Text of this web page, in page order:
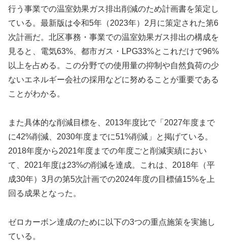
行う事業での温室効果ガス排出削減のため計画書を策定し
ている。最新版は令和5年（2023年）2月に策定された第6
次計画だ。北区事務・事業での温室効果ガス排出の構成を
見ると、電気63%、都市ガス・LPG33%とこれだけで96%
以上を占める。この分野での使用量の抑制や自然負荷の少
ないエネルギー会社の採用などに努めることが重要である
ことがわかる。
また具体的な削減目標を、2013年度比で「2027年度まで
に42%削減、2030年度までに51%削減」と掲げている。
2018年度から2021年度までの年度ごと削減実績におい
て、2021年度は23%の削減を達成。これは、2018年（平
成30年）3月の第5次計画での2024年度の目標値15%を上
回る成果となった。
ゼロカーボン達成のために以下の3つの重点施策を実施し
ている。